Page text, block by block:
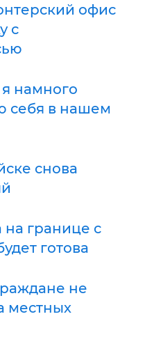
офис
с
намного
себя в нашем
снова
границе с
готова
не
местных